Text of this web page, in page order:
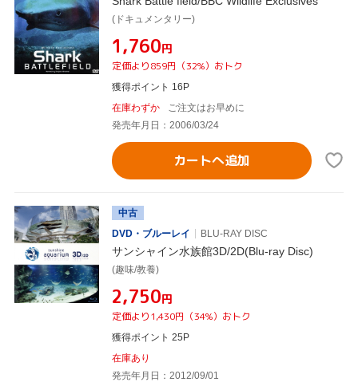
(ドキュメンタリー)
¥1,760円
定価より859円（32%）おトク
獲得ポイント 16P
在庫わずか
ご注文はお早めに
発売年月日：2006/03/24
カートへ追加
中古
DVD・ブルーレイ
BLU-RAY DISC
サンシャイン水族館3D/2D(Blu-ray Disc)
(趣味/教養)
¥2,750円
定価より1,430円（34%）おトク
獲得ポイント 25P
在庫あり
発売年月日：2012/09/01